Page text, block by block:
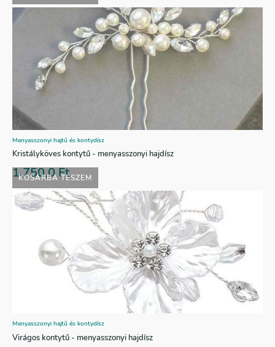
KOSÁRBA TESZEM
Menyasszonyi hajtű és kontydísz
Kristályköves kontytű - menyasszonyi hajdísz
1.750,0Ft
Menyasszonyi hajtű és kontydísz
Virágos kontytű - menyasszonyi hajdísz